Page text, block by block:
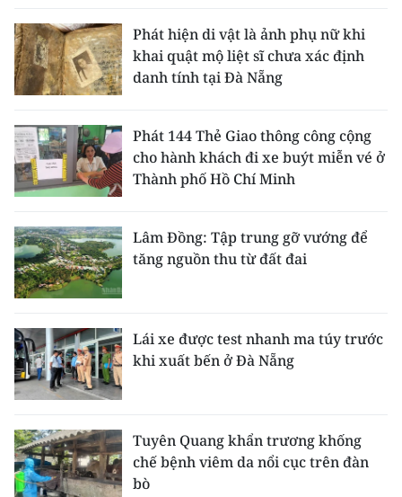
Phát hiện di vật là ảnh phụ nữ khi
khai quật mộ liệt sĩ chưa xác định
danh tính tại Đà Nẵng
Phát 144 Thẻ Giao thông công cộng
cho hành khách đi xe buýt miễn vé ở
Thành phố Hồ Chí Minh
Lâm Đồng: Tập trung gỡ vướng để
tăng nguồn thu từ đất đai
Lái xe được test nhanh ma túy trước
khi xuất bến ở Đà Nẵng
Tuyên Quang khẩn trương khống
chế bệnh viêm da nổi cục trên đàn
bò